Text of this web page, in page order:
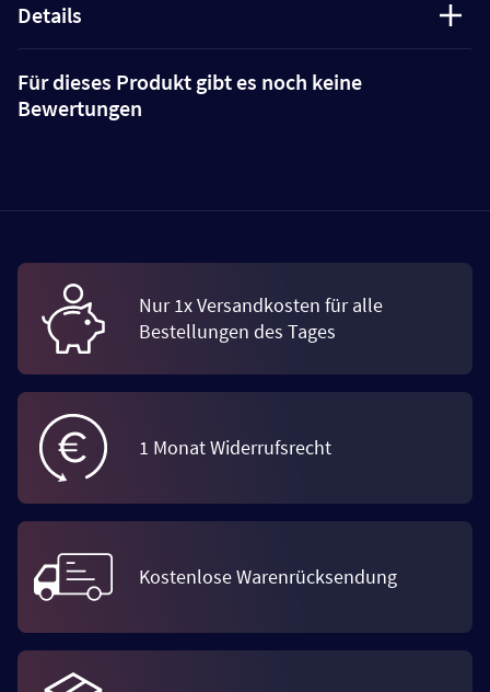
Details
Für dieses Produkt gibt es noch keine
Bewertungen
Nur 1x Versandkosten für alle
Bestellungen des Tages
1 Monat Widerrufsrecht
Kostenlose Warenrücksendung